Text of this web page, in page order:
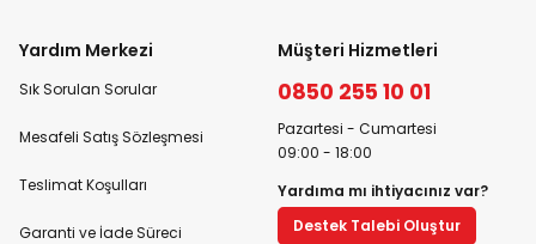
Yardım Merkezi
Sık Sorulan Sorular
Mesafeli Satış Sözleşmesi
Teslimat Koşulları
Garanti ve İade Süreci
Müşteri Hizmetleri
0850 255 10 01
Pazartesi - Cumartesi
09:00 - 18:00
Yardıma mı ihtiyacınız var?
Destek Talebi Oluştur